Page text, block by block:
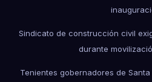
Sindicato de construcción civil
durante
Tenientes gobernadores de